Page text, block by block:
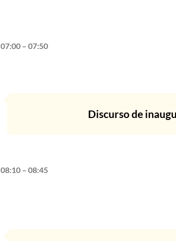
07:00 – 07:50
Discurso de
08:10 – 08:45